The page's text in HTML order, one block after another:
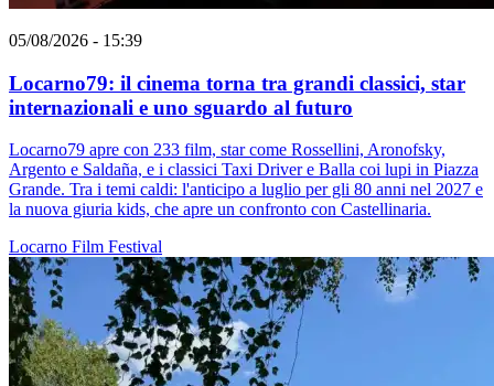
05/08/2026 - 15:39
Locarno79: il cinema torna tra grandi classici, star
internazionali e uno sguardo al futuro
Locarno79 apre con 233 film, star come Rossellini, Aronofsky,
Argento e Saldaña, e i classici Taxi Driver e Balla coi lupi in Piazza
Grande. Tra i temi caldi: l'anticipo a luglio per gli 80 anni nel 2027 e
la nuova giuria kids, che apre un confronto con Castellinaria.
Locarno Film Festival